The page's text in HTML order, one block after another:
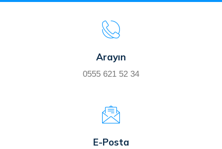
Arayın
0555 621 52 34
E-Posta